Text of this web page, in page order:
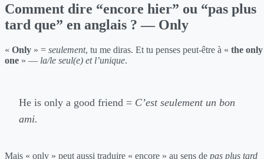
Comment dire “encore hier” ou “pas plus
tard que” en anglais ? — Only
« Only » = seulement, tu me diras. Et tu penses peut-être à « the only
one » — la/le seul(e) et l’unique.
He is only a good friend = C’est seulement un bon
ami.
Mais « only » peut aussi traduire « encore » au sens de pas plus tard